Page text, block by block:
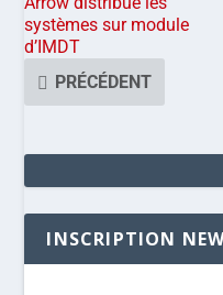
systèmes sur module
d’IMDT
PRÉCÉDENT
INSCRIPTION